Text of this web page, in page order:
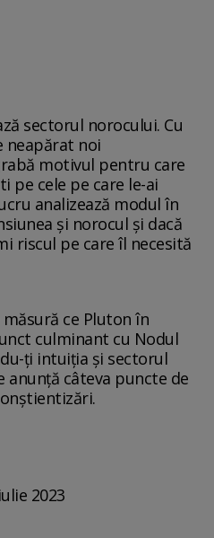
sectorul norocului. Cu
neapărat noi
motivul pentru care
pe cele pe care le-ai
analizează modul în
și norocul și dacă
riscul pe care îl necesită
ce Pluton în
culminant cu Nodul
ți intuiția și sectorul
câteva puncte de
2023